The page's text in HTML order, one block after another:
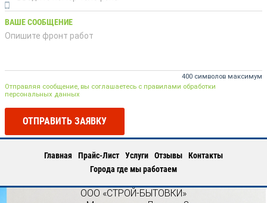
ВАШЕ СООБЩЕНИЕ
400 символов максимум
Отправляя сообщение, вы соглашаетесь с правилами обработки
персональных данных
ОТПРАВИТЬ ЗАЯВКУ
Главная Прайс-Лист Услуги Отзывы
Контакты
Города где мы работаем
ООО «СТРОЙ-БЫТОВКИ»